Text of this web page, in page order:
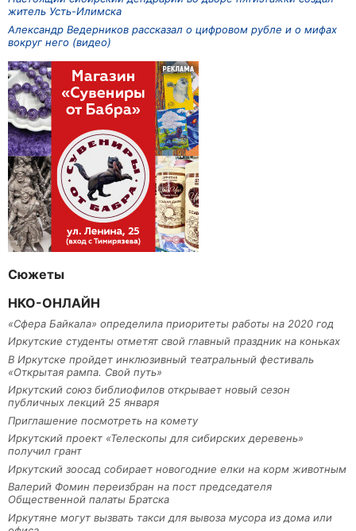
житель Усть-Илимска
Александр Ведерников рассказал о цифровом рубле и о мифах
вокруг него (видео)
Сюжеты
НКО-ОНЛАЙН
«Сфера Байкала» определила приоритеты работы на 2020 год
Иркутские студенты отметят свой главный праздник на коньках
В Иркутске пройдет инклюзивный театральный фестиваль
«Открытая рампа. Свой путь»
Иркутский союз библиофилов открывает новый сезон
публичных лекций 25 января
Приглашение посмотреть на комету
Иркутский проект «Телескопы для сибирских деревень»
получил грант
Иркутский зоосад собирает новогодние елки на корм животным
Валерий Фомин переизбран на пост председателя
Общественной палаты Братска
Иркутяне могут вызвать такси для вывоза мусора из дома или